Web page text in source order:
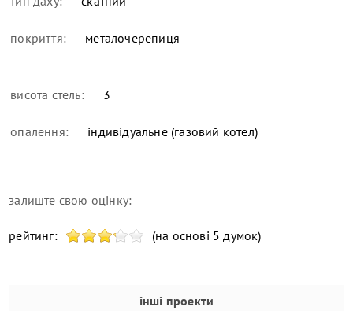
покриття: металочерепиця
висота стель: 3
опалення: індивідуальне (газовий котел)
залиште свою оцінку:
рейтинг: (на основі 5 думок)
інші проекти